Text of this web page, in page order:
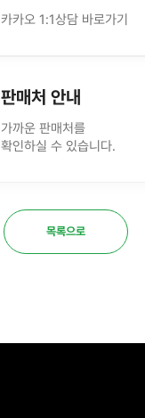
카카오 1:1상담 바로가기
판매처 안내
가까운 판매처를
확인하실 수 있습니다.
목록으로